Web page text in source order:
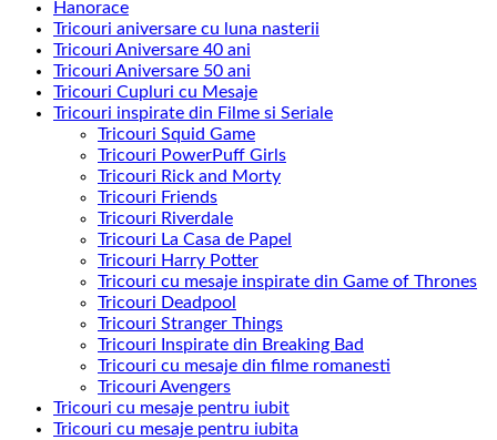
Hanorace
Tricouri aniversare cu luna nasterii
Tricouri Aniversare 40 ani
Tricouri Aniversare 50 ani
Tricouri Cupluri cu Mesaje
Tricouri inspirate din Filme si Seriale
Tricouri Squid Game
Tricouri PowerPuff Girls
Tricouri Rick and Morty
Tricouri Friends
Tricouri Riverdale
Tricouri La Casa de Papel
Tricouri Harry Potter
Tricouri cu mesaje inspirate din Game of Thrones
Tricouri Deadpool
Tricouri Stranger Things
Tricouri Inspirate din Breaking Bad
Tricouri cu mesaje din filme romanesti
Tricouri Avengers
Tricouri cu mesaje pentru iubit
Tricouri cu mesaje pentru iubita